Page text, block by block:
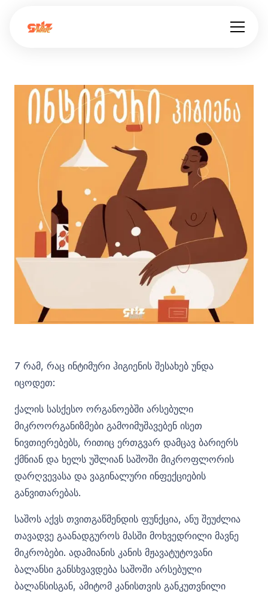
7 რამ, რაც ინტიმური ჰიგიენის შესახებ უნდა
იცოდეთ:
ქალის სასქესო ორგანოებში არსებული
მიკროორგანიზმები გამოიმუშავებენ ისეთ
ნივთიერებებს, რითიც ერთგვარ დამცავ ბარიერს
ქმნიან და ხელს უშლიან საშოში მიკროფლორის
დარღვევასა და ვაგინალური ინფექციების
განვითარებას.
საშოს აქვს თვითგაწმენდის ფუნქცია, ანუ შეუძლია
თავადვე გაანადგუროს მასში მოხვედრილი მავნე
მიკრობები. ადამიანის კანის მჟავატუტოვანი
ბალანსი განსხვავდება საშოში არსებული
ბალანსისგან, ამიტომ კანისთვის განკუთვნილი